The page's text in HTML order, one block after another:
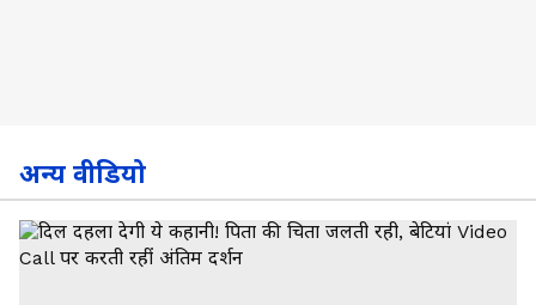
अन्य वीडियो